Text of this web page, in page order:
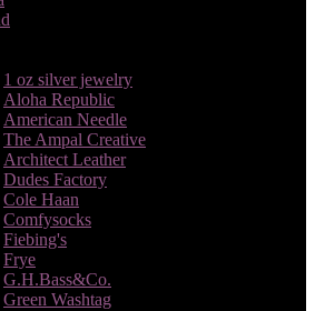
1 oz silver jewelry
Aloha Republic
American Needle
The Ampal Сreative
Architect Leather
Dudes Factory
Cole Haan
Comfysocks
Fiebing's
Frye
G.H.Bass&Co.
Green Washtag